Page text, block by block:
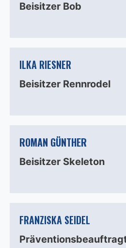
Beisitzer Bob
ILKA RIESNER
Beisitzer Rennrodel
ROMAN GÜNTHER
Beisitzer Skeleton
FRANZISKA SEIDEL